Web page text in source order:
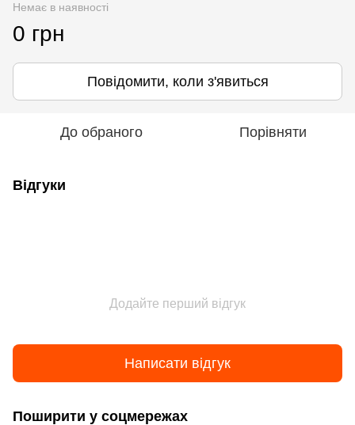
Немає в наявності
0 грн
Повідомити, коли з'явиться
До обраного Порівняти
Відгуки
Додайте перший відгук
Написати відгук
Поширити у соцмережах